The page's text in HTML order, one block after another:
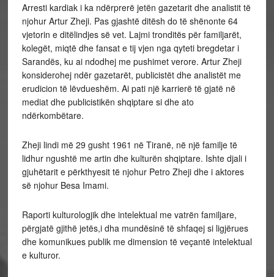
Arresti kardiak i ka ndërprerë jetën gazetarit dhe analistit të
njohur Artur Zheji. Pas gjashtë ditësh do të shënonte 64
vjetorin e ditëlindjes së vet. Lajmi tronditës për familjarët,
kolegët, miqtë dhe fansat e tij vjen nga qyteti bregdetar i
Sarandës, ku ai ndodhej me pushimet verore. Artur Zheji
konsiderohej ndër gazetarët, publicistët dhe analistët me
erudicion të lëvdueshëm. Ai pati një karrierë të gjatë në
mediat dhe publicistikën shqiptare si dhe ato
ndërkombëtare.
Zheji lindi më 29 gusht 1961 në Tiranë, në një familje të
lidhur ngushtë me artin dhe kulturën shqiptare. Ishte djali i
gjuhëtarit e përkthyesit të njohur Petro Zheji dhe i aktores
së njohur Besa Imami.
Raporti kulturologjik dhe intelektual me vatrën familjare,
përgjatë gjithë jetës,i dha mundësinë të shfaqej si ligjërues
dhe komunikues publik me dimension të veçantë intelektual
e kulturor.